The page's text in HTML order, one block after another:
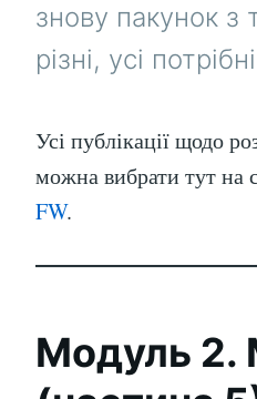
знову пакунок з
різні, усі
Усі публікації щодо
можна вибрати тут на
FW.
Модуль 2.